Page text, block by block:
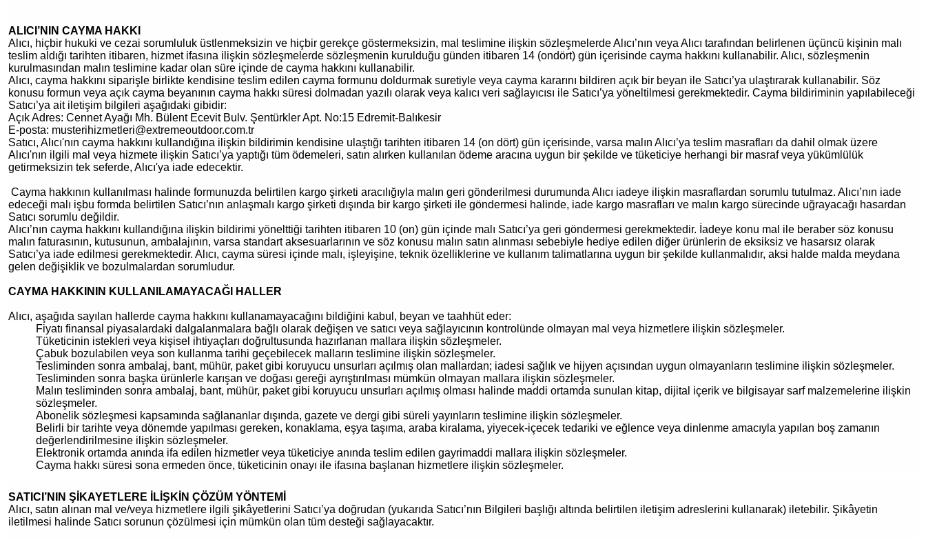
ALICI’NIN CAYMA HAKKI
Alıcı, hiçbir hukuki ve cezai sorumluluk üstlenmeksizin ve hiçbir gerekçe göstermeksizin, mal teslimine ilişkin sözleşmelerde Alıcı’nın veya Alıcı tarafından belirlenen üçüncü kişinin malı
teslim aldığı tarihten itibaren, hizmet ifasına ilişkin sözleşmelerde sözleşmenin kurulduğu günden itibaren 14 (ondört) gün içerisinde cayma hakkını kullanabilir. Alıcı, sözleşmenin
kurulmasından malın teslimine kadar olan süre içinde de cayma hakkını kullanabilir.
Alıcı, cayma hakkını siparişle birlikte kendisine teslim edilen cayma formunu doldurmak suretiyle veya cayma kararını bildiren açık bir beyan ile Satıcı’ya ulaştırarak kullanabilir. Söz
konusu formun veya açık cayma beyanının cayma hakkı süresi dolmadan yazılı olarak veya kalıcı veri sağlayıcısı ile Satıcı’ya yöneltilmesi gerekmektedir. Cayma bildiriminin yapılabileceği
Satıcı’ya ait iletişim bilgileri aşağıdaki gibidir:
Açık Adres: Cennet Ayağı Mh. Bülent Ecevit Bulv. Şentürkler Apt. No:15 Edremit-Balıkesir
E-posta: musterihizmetleri@extremeoutdoor.com.tr
Satıcı, Alıcı'nın cayma hakkını kullandığına ilişkin bildirimin kendisine ulaştığı tarihten itibaren 14 (on dört) gün içerisinde, varsa malın Alıcı’ya teslim masrafları da dahil olmak üzere
Alıcı'nın ilgili mal veya hizmete ilişkin Satıcı’ya yaptığı tüm ödemeleri, satın alırken kullanılan ödeme aracına uygun bir şekilde ve tüketiciye herhangi bir masraf veya yükümlülük
getirmeksizin tek seferde, Alıcı'ya iade edecektir.
Cayma hakkının kullanılması halinde formunuzda belirtilen kargo şirketi aracılığıyla malın geri gönderilmesi durumunda Alıcı iadeye ilişkin masraflardan sorumlu tutulmaz. Alıcı’nın iade
edeceği malı işbu formda belirtilen Satıcı’nın anlaşmalı kargo şirketi dışında bir kargo şirketi ile göndermesi halinde, iade kargo masrafları ve malın kargo sürecinde uğrayacağı hasardan
Satıcı sorumlu değildir.
Alıcı’nın cayma hakkını kullandığına ilişkin bildirimi yönelttiği tarihten itibaren 10 (on) gün içinde malı Satıcı’ya geri göndermesi gerekmektedir. İadeye konu mal ile beraber söz konusu
malın faturasının, kutusunun, ambalajının, varsa standart aksesuarlarının ve söz konusu malın satın alınması sebebiyle hediye edilen diğer ürünlerin de eksiksiz ve hasarsız olarak
Satıcı’ya iade edilmesi gerekmektedir. Alıcı, cayma süresi içinde malı, işleyişine, teknik özelliklerine ve kullanım talimatlarına uygun bir şekilde kullanmalıdır, aksi halde malda meydana
gelen değişiklik ve bozulmalardan sorumludur.
CAYMA HAKKININ KULLANILAMAYACAĞI HALLER
Alıcı, aşağıda sayılan hallerde cayma hakkını kullanamayacağını bildiğini kabul, beyan ve taahhüt eder:
Fiyatı finansal piyasalardaki dalgalanmalara bağlı olarak değişen ve satıcı veya sağlayıcının kontrolünde olmayan mal veya hizmetlere ilişkin sözleşmeler.
Tüketicinin istekleri veya kişisel ihtiyaçları doğrultusunda hazırlanan mallara ilişkin sözleşmeler.
Çabuk bozulabilen veya son kullanma tarihi geçebilecek malların teslimine ilişkin sözleşmeler.
Tesliminden sonra ambalaj, bant, mühür, paket gibi koruyucu unsurları açılmış olan mallardan; iadesi sağlık ve hijyen açısından uygun olmayanların teslimine ilişkin sözleşmeler.
Tesliminden sonra başka ürünlerle karışan ve doğası gereği ayrıştırılması mümkün olmayan mallara ilişkin sözleşmeler.
Malın tesliminden sonra ambalaj, bant, mühür, paket gibi koruyucu unsurları açılmış olması halinde maddi ortamda sunulan kitap, dijital içerik ve bilgisayar sarf malzemelerine ilişkin
sözleşmeler.
Abonelik sözleşmesi kapsamında sağlananlar dışında, gazete ve dergi gibi süreli yayınların teslimine ilişkin sözleşmeler.
Belirli bir tarihte veya dönemde yapılması gereken, konaklama, eşya taşıma, araba kiralama, yiyecek-içecek tedariki ve eğlence veya dinlenme amacıyla yapılan boş zamanın
değerlendirilmesine ilişkin sözleşmeler.
Elektronik ortamda anında ifa edilen hizmetler veya tüketiciye anında teslim edilen gayrimaddi mallara ilişkin sözleşmeler.
Cayma hakkı süresi sona ermeden önce, tüketicinin onayı ile ifasına başlanan hizmetlere ilişkin sözleşmeler.
SATICI’NIN ŞİKAYETLERE İLİŞKİN ÇÖZÜM YÖNTEMİ
Alıcı, satın alınan mal ve/veya hizmetlere ilgili şikâyetlerini Satıcı’ya doğrudan (yukarıda Satıcı’nın Bilgileri başlığı altında belirtilen iletişim adreslerini kullanarak) iletebilir. Şikâyetin
iletilmesi halinde Satıcı sorunun çözülmesi için mümkün olan tüm desteği sağlayacaktır.